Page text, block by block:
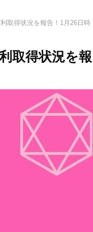
取得状況を報告！1月26日時
取得状況を報